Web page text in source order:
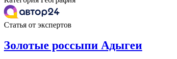
Статья от экспертов
Золотые россыпи Адыгеи